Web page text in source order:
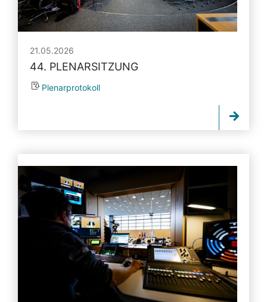
21.05.2026
44. PLENARSITZUNG
Plenarprotokoll